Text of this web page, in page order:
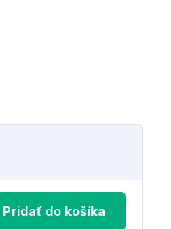
Pridať do košíka